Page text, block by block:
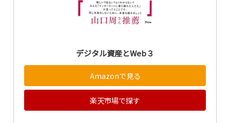
デジタル資産とWeb３
Amazonで見る
楽天市場で探す